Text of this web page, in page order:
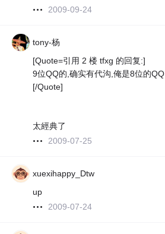
2009-09-24
tony-杨
[Quote=引用 2 楼 tfxg 的回复:]
9位QQ的,确实有代沟,俺是8位的QQ
[/Quote]
太經典了
2009-07-25
xuexihappy_Dtw
up
2009-07-24